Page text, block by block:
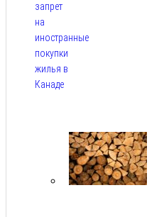
запрет
на
иностранные
покупки
жилья в
Канаде